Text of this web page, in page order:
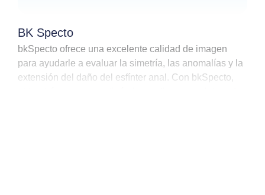
BK Specto
bkSpecto ofrece una excelente calidad de imagen
para ayudarle a evaluar la simetría, las anomalías y la
extensión del daño del esfínter anal. Con bkSpecto,